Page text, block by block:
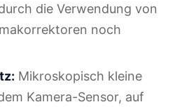
die Verwendung von
noch
Mikroskopisch kleine
Kamera-Sensor, auf